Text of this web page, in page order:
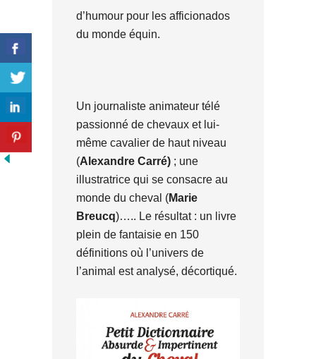
d’humour pour les afficionados
du monde équin.
Un journaliste animateur télé
passionné de chevaux et lui-
même cavalier de haut niveau
(Alexandre Carré) ; une
illustratrice qui se consacre au
monde du cheval (Marie
Breucq)….. Le résultat : un livre
plein de fantaisie en 150
définitions où l’univers de
l’animal est analysé, décortiqué.